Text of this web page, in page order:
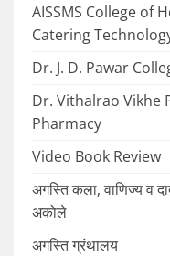
AISSMS College of
Catering
Dr. J. D. Pawar
Dr. Vithalrao Vikhe
Pharmacy
Video Book Review
अगस्ति कला, वाणिज्य व
अकोले
अगस्ति ग्रंथालय